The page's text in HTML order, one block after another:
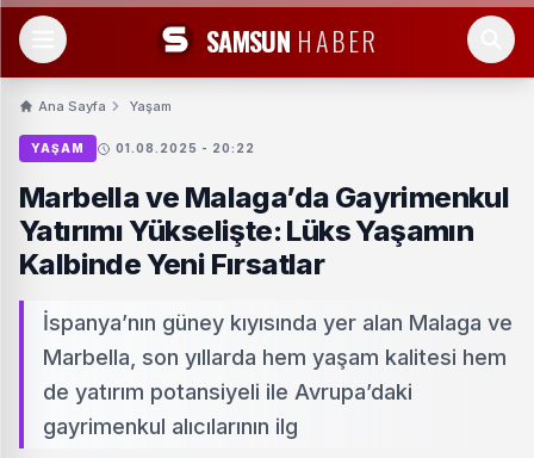
SAMSUN HABER
Ana Sayfa Yaşam
YAŞAM 01.08.2025 - 20:22
Marbella ve Malaga’da Gayrimenkul
Yatırımı Yükselişte: Lüks Yaşamın
Kalbinde Yeni Fırsatlar
İspanya’nın güney kıyısında yer alan Malaga ve
Marbella, son yıllarda hem yaşam kalitesi hem
de yatırım potansiyeli ile Avrupa’daki
gayrimenkul alıcılarının ilg